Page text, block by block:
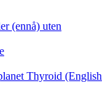
(ennå) uten
Thyroid (English